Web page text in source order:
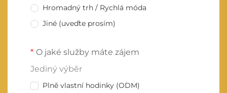
Hromadný trh / Rychlá móda
Jiné (uveďte prosím)
O jaké služby máte zájem
Jediný výběr
Plně vlastní hodinky (ODM)